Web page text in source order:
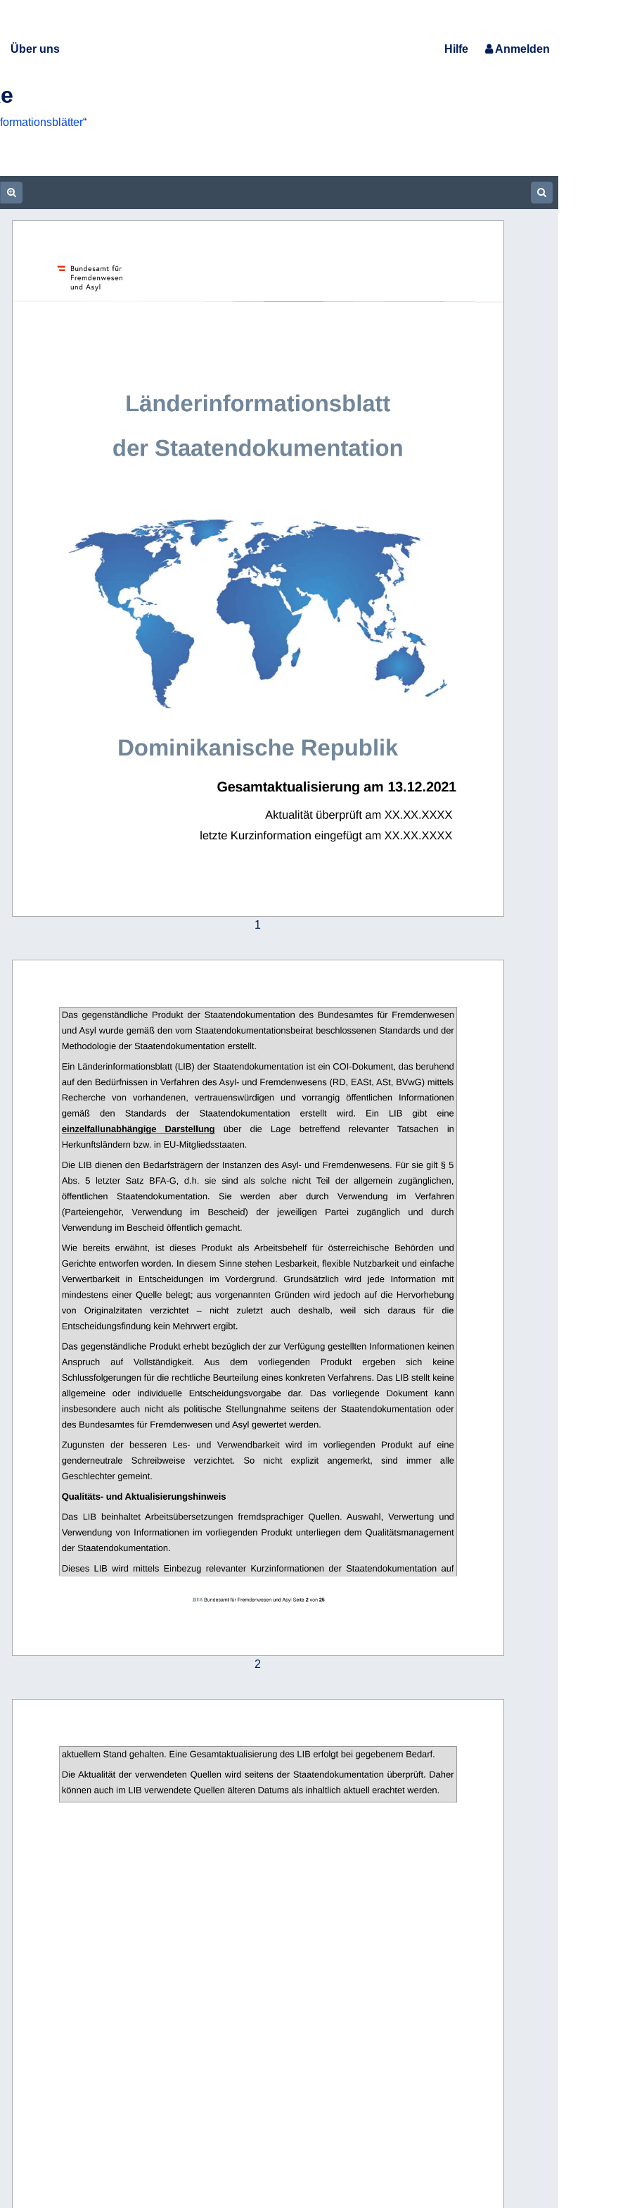
Über uns Hilfe Anmelden
“
URL
out
Länderinformationsblatt
der Staatendokumentation
Dominikanische Republik
Gesamtaktualisierung am 13.12.2021
Aktualität überprüft am XX.XX.XXXX
letzte Kurzinformation eingefügt am XX.XX.XXXX
1
Das  gegenständliche  Produkt   der  Staatendokumentation  des Bundesamtes  für  Fremdenwesen
und Asyl wurde gemäß den vom Staatendokumentationsbeirat beschlossenen Standards und der
Methodologie der Staatendokumentation erstellt.
Ein Länderinformationsblatt (LIB) der Staatendokumentation ist ein COI-Dokument, das beruhend
auf den Bedürfnissen in Verfahren des Asyl- und Fremdenwesens (RD, EASt, ASt, BVwG) mittels
Recherche   von   vorhandenen,   vertrauenswürdigen   und   vorrangig   öffentlichen   Informationen
gemäß
den Standards der Staatendokumentation erstellt wird. Ein LIB gibt
eine
einzelfallunabhängige   Darstellung
über   die   Lage   betreffend   relevanter   Tatsachen   in
Herkunftsländern bzw. in EU-Mitgliedsstaaten.
Die LIB dienen den Bedarfsträgern der Instanzen des Asyl- und Fremdenwesens. Für sie gilt § 5
Abs.   5   letzter   Satz   BFA-G,   d.h.   sie   sind   als   solche   nicht   Teil   der   allgemein   zugänglichen,
öffentlichen   Staatendokumentation.   Sie   werden   aber   durch   Verwendung   im   Verfahren
(Parteiengehör,   Verwendung   im   Bescheid)   der   jeweiligen   Partei   zugänglich   und   durch
Verwendung im Bescheid öffentlich gemacht.
Wie   bereits   erwähnt,   ist   dieses   Produkt   als   Arbeitsbehelf   für   österreichische   Behörden   und
Gerichte entworfen worden. In diesem Sinne stehen Lesbarkeit, flexible Nutzbarkeit und einfache
Verwertbarkeit   in   Entscheidungen   im   Vordergrund.   Grundsätzlich   wird   jede   Information   mit
mindestens einer Quelle belegt; aus vorgenannten Gründen wird jedoch auf die Hervorhebung
von   Originalzitaten   verzichtet   –   nicht   zuletzt   auch   deshalb,   weil   sich   daraus   für   die
Entscheidungsfindung kein Mehrwert ergibt.
Das gegenständliche Produkt erhebt bezüglich der zur Verfügung gestellten Informationen keinen
Anspruch
auf Vollständigkeit. Aus dem vorliegenden Produkt ergeben sich
keine
Schlussfolgerungen für die rechtliche Beurteilung eines konkreten Verfahrens. Das LIB stellt keine
allgemeine   oder   individuelle   Entscheidungsvorgabe   dar.   Das   vorliegende   Dokument   kann
insbesondere   auch   nicht   als   politische   Stellungnahme   seitens   der   Staatendokumentation   oder
des Bundesamtes für Fremdenwesen und Asyl gewertet werden.
Zugunsten   der   besseren   Les-   und   Verwendbarkeit   wird   im   vorliegenden   Produkt   auf   eine
genderneutrale   Schreibweise   verzichtet.   So   nicht   explizit   angemerkt,   sind   immer   alle
Geschlechter gemeint.
Qualitäts- und Aktualisierungshinweis
Das   LIB   beinhaltet  Arbeitsübersetzungen   fremdsprachiger   Quellen.  Auswahl,   Verwertung   und
Verwendung von Informationen im vorliegenden Produkt unterliegen dem Qualitätsmanagement
der Staatendokumentation.
Dieses   LIB   wird   mittels   Einbezug   relevanter   Kurzinformationen   der   Staatendokumentation   auf
.BFA Bundesamt für Fremdenwesen und Asyl Seite 2 von 25
2
aktuellem Stand gehalten. Eine Gesamtaktualisierung des LIB erfolgt bei gegebenem Bedarf.
Die Aktualität der verwendeten Quellen wird seitens der Staatendokumentation überprüft. Daher
können auch im LIB verwendete Quellen älteren Datums als inhaltlich aktuell erachtet werden.